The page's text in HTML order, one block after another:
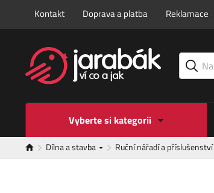
Kontakt Doprava a platba Reklamace
Vyberte si kategorii
Dílna a stavba Ruční nářadí a příslušenství